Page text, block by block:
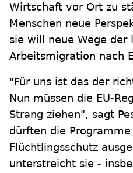
Wirtschaft vor Ort zu
Menschen neue
sie will neue Wege
Arbeitsmigration nach
"Für uns ist das der
Nun müssen die EU-
Strang ziehen", sagt
dürften die
Flüchtlingsschutz
unterstreicht sie -